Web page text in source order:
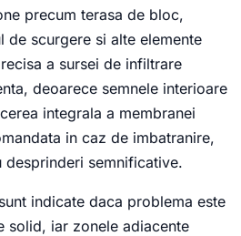
precum terasa de bloc,
de scurgere si alte elemente
a sursei de infiltrare
deoarece semnele interioare
integrala a membranei
in caz de imbatranire,
semnificative.
indicate daca problema este
solid, iar zonele adiacente